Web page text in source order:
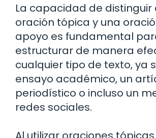
La capacidad de distinguir
oración tópica y una
apoyo es fundamental
estructurar de manera
cualquier tipo de texto, ya
ensayo académico, un
periodístico o incluso un
redes sociales.